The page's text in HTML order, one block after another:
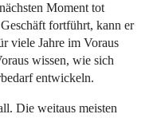
Moment tot
fortführt, kann er
viele Jahre im Voraus
wissen, wie sich
entwickeln.
Die weitaus meisten